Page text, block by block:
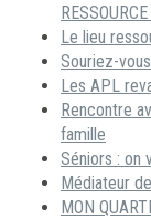
Le lieu
Souriez-
Les APL
Rencontre
famille
Séniors : on
Médiateur
MON